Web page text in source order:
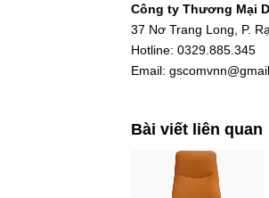
Công ty Thương Mại
37 Nơ Trang Long, P.
Hotline: 0329.885.345
Email:
Bài viết liên quan